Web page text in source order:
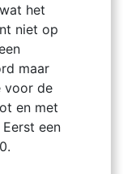
het
niet op
maar
voor de
en met
een